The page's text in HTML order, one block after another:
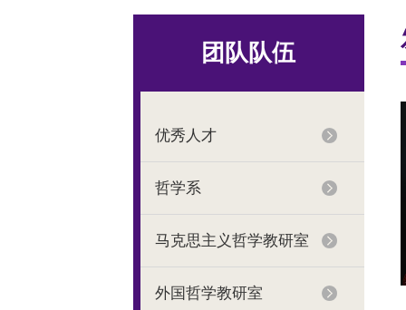
团队队伍
优秀人才
哲学系
马克思主义哲学教研室
外国哲学教研室